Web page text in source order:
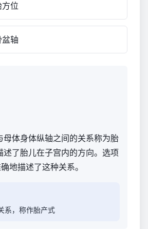
位
轴
母体身体纵轴之间的关系称为胎
述了胎儿在子宫内的方向。选项
地描述了这种关系。
系，称作胎产式